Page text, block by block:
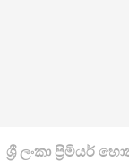
ශ්‍රී ලංකා ප්‍රිමියර්